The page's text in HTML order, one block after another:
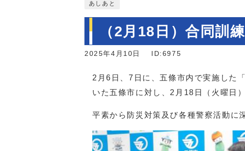
あしあと
（2月18日）合同訓
2025年4月10日 ID:6975
2月6日、7日に、五條市内で実施した
いた五條市に対し、2月18日（火曜日
平素から防災対策及び各種警察活動に